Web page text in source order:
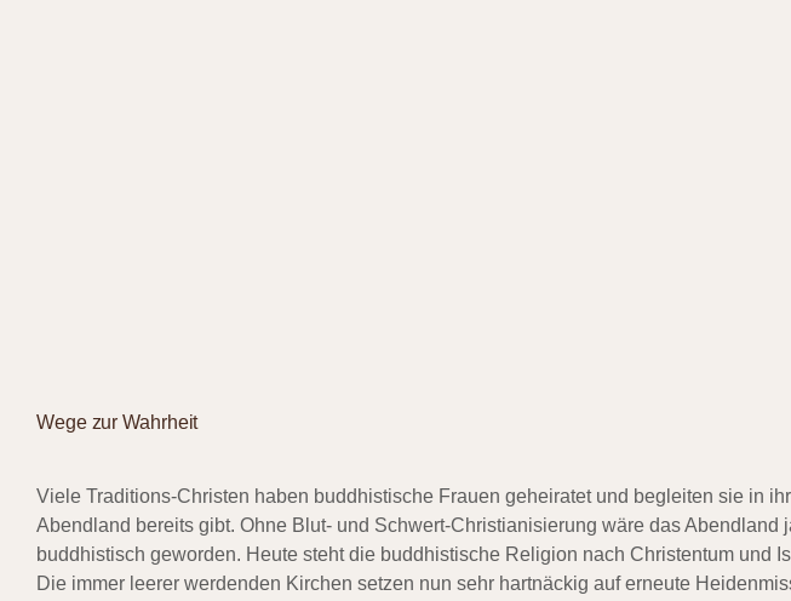
Wege zur Wahrheit
Viele Traditions-Christen haben buddhistische Frauen geheiratet und begleiten sie in
Abendland bereits gibt. Ohne Blut- und Schwert-Christianisierung wäre das Abendland
buddhistisch geworden. Heute steht die buddhistische Religion nach Christentum und
Die immer leerer werdenden Kirchen setzen nun sehr hartnäckig auf erneute